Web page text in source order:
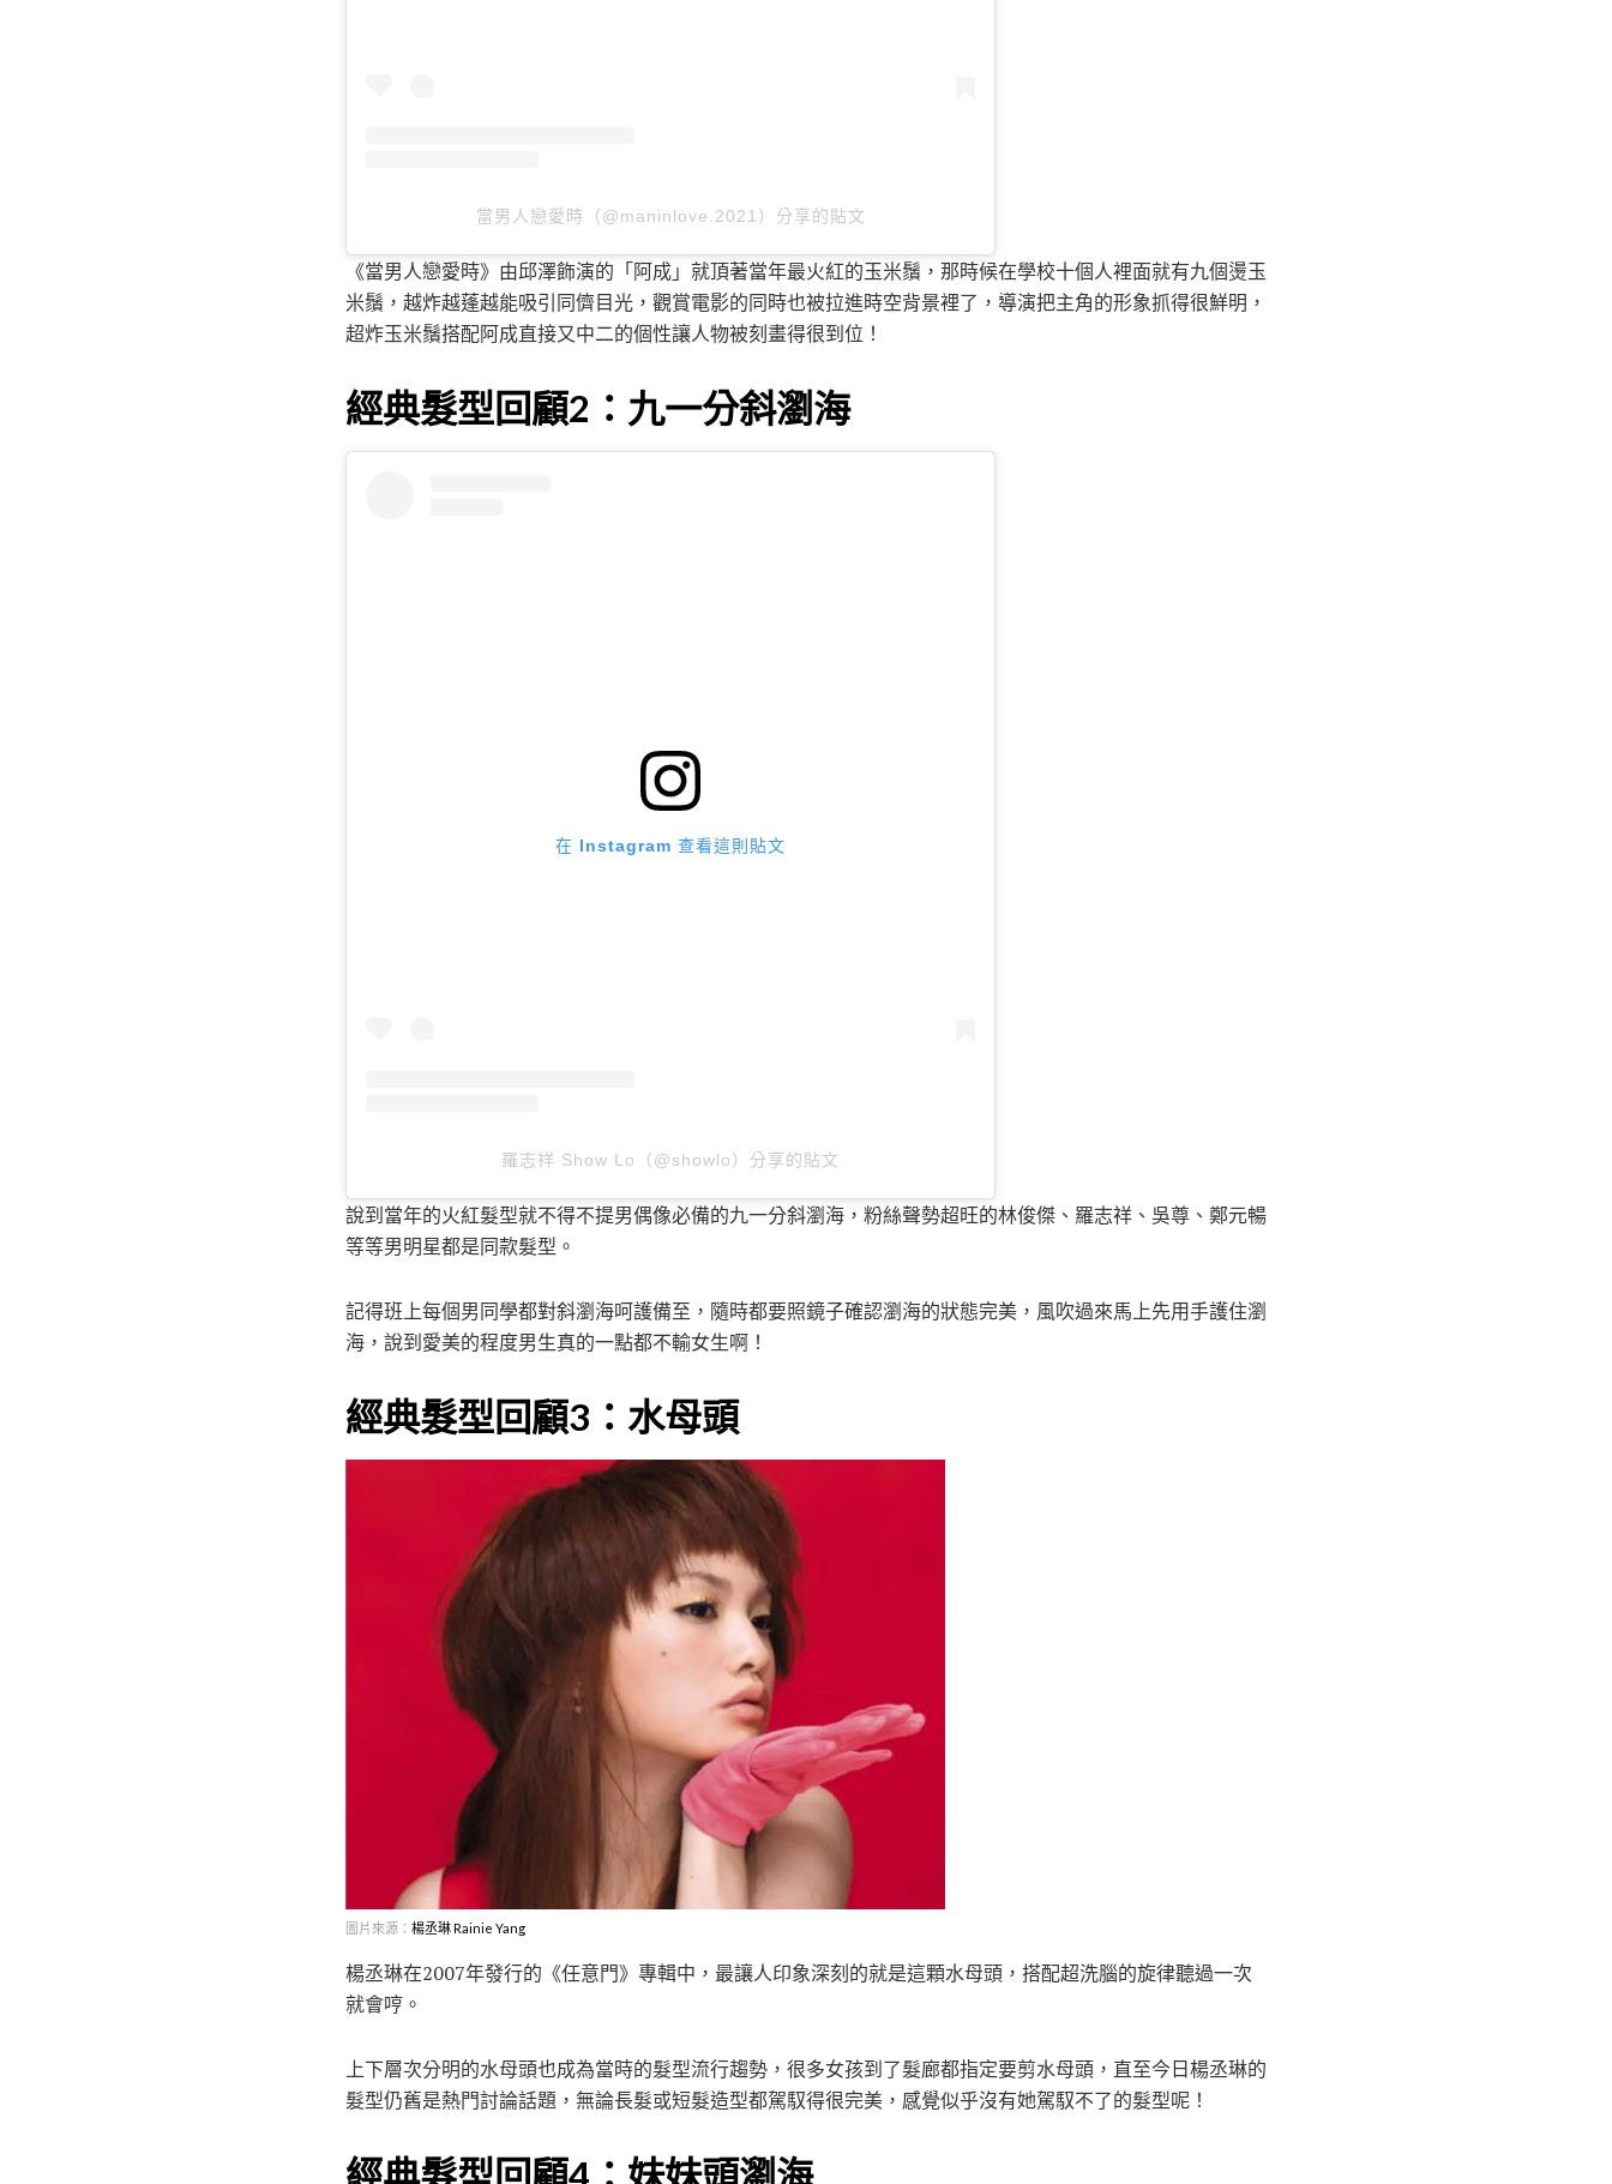
當男人戀愛時（@maninlove.2021）分享的貼文
《當男人戀愛時》由邱澤飾演的「阿成」就頂著當年最火紅的玉米鬚，那時候在學校十個人裡面就有九個燙玉
米鬚，越炸越蓬越能吸引同儕目光，觀賞電影的同時也被拉進時空背景裡了，導演把主角的形象抓得很鮮明，
超炸玉米鬚搭配阿成直接又中二的個性讓人物被刻畫得很到位！
經典髮型回顧2：九一分斜瀏海
在 Instagram 查看這則貼文
羅志祥 Show Lo（@showlo）分享的貼文
說到當年的火紅髮型就不得不提男偶像必備的九一分斜瀏海，粉絲聲勢超旺的林俊傑、羅志祥、吳尊、鄭元暢
等等男明星都是同款髮型。
記得班上每個男同學都對斜瀏海呵護備至，隨時都要照鏡子確認瀏海的狀態完美，風吹過來馬上先用手護住瀏
海，說到愛美的程度男生真的一點都不輸女生啊！
經典髮型回顧3：水母頭
圖片來源： 楊丞琳 Rainie Yang
楊丞琳在2007年發行的《任意門》專輯中，最讓人印象深刻的就是這顆水母頭，搭配超洗腦的旋律聽過一次
就會哼。
上下層次分明的水母頭也成為當時的髮型流行趨勢，很多女孩到了髮廊都指定要剪水母頭，直至今日楊丞琳的
髮型仍舊是熱門討論話題，無論長髮或短髮造型都駕馭得很完美，感覺似乎沒有她駕馭不了的髮型呢！